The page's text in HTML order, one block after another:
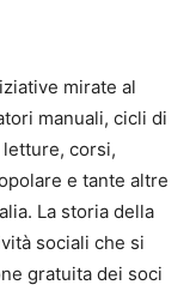
mirate al
manuali, cicli di
corsi,
e tante altre
La storia della
sociali che si
gratuita dei soci